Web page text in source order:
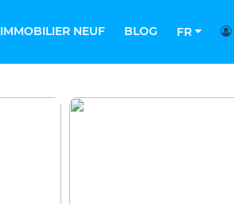
IMMOBILIER NEUF BLOG FR